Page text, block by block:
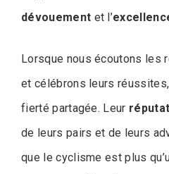
dévouement et l’
Lorsque nous écoutons les
et célébrons leurs
fierté partagée. Leur
de leurs pairs et de leurs
que le cyclisme est plus